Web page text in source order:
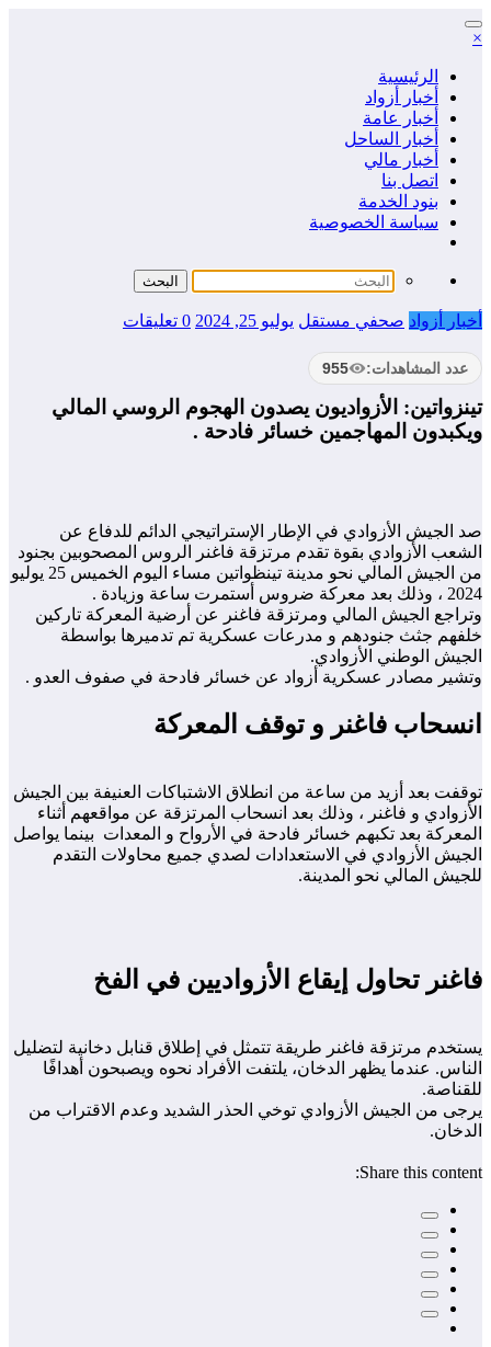
التجاوز
إلى
×
الرئيسية
أخبار أزواد
أخبار عامة
أخبار الساحل
أخبار مالي
اتصل بنا
بنود الخدمة
سياسة الخصوصية
أخبار أزواد صحفي مستقل يوليو 25, 2024 0 تعليقات
عدد المشاهدات: 955
تينزواتين: الأزواديون يصدون الهجوم الروسي المالي
ويكبدون المهاجمين خسائر فادحة .
صد الجيش الأزوادي في الإطار الإستراتيجي الدائم للدفاع عن
الشعب الأزوادي بقوة تقدم مرتزقة فاغنر الروس المصحوبين بجنود
من الجيش المالي نحو مدينة تينظواتين مساء اليوم الخميس 25 يوليو
2024 ، وذلك بعد معركة ضروس أستمرت ساعة وزيادة .
وتراجع الجيش المالي ومرتزقة فاغنر عن أرضية المعركة تاركين
خلفهم جثث جنودهم و مدرعات عسكرية تم تدميرها بواسطة
الجيش الوطني الأزوادي.
وتشير مصادر عسكرية أزواد عن خسائر فادحة في صفوف العدو .
انسحاب فاغنر و توقف المعركة
توقفت بعد أزيد من ساعة من انطلاق الاشتباكات العنيفة بين الجيش
الأزوادي و فاغنر ، وذلك بعد انسحاب المرتزقة عن مواقعهم أثناء
المعركة بعد تكبهم خسائر فادحة في الأرواح و المعدات بينما يواصل
الجيش الأزوادي في الاستعدادات لصدي جميع محاولات التقدم
للجيش المالي نحو المدينة.
فاغنر تحاول إيقاع الأزواديين في الفخ
يستخدم مرتزقة فاغنر طريقة تتمثل في إطلاق قنابل دخانية لتضليل
الناس. عندما يظهر الدخان، يلتفت الأفراد نحوه ويصبحون أهدافًا
للقناصة.
يرجى من الجيش الأزوادي توخي الحذر الشديد وعدم الاقتراب من
الدخان.
Share this content: